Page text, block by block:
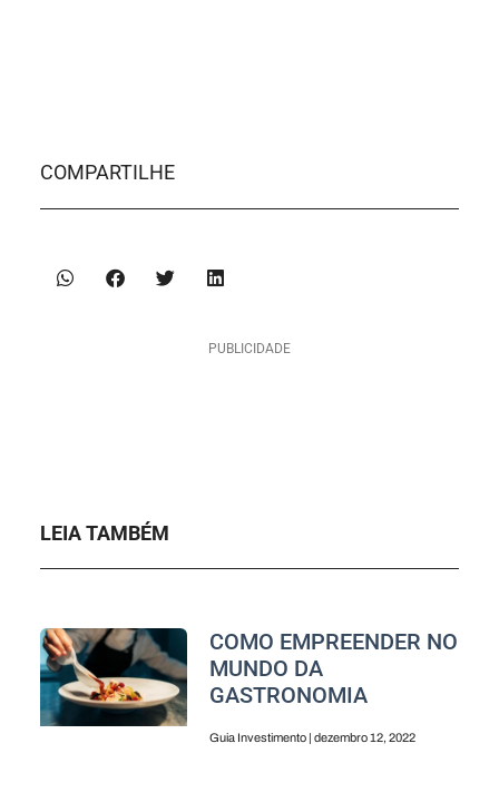
COMPARTILHE
PUBLICIDADE
LEIA TAMBÉM
COMO EMPREENDER NO
MUNDO DA
GASTRONOMIA
Guia Investimento dezembro 12, 2022